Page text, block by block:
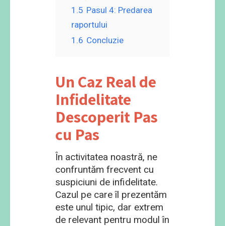
1.5 Pasul 4: Predarea
raportului
1.6 Concluzie
Un Caz Real de
Infidelitate
Descoperit Pas
cu Pas
În activitatea noastră, ne
confruntăm frecvent cu
suspiciuni de infidelitate.
Cazul pe care îl prezentăm
este unul tipic, dar extrem
de relevant pentru modul în